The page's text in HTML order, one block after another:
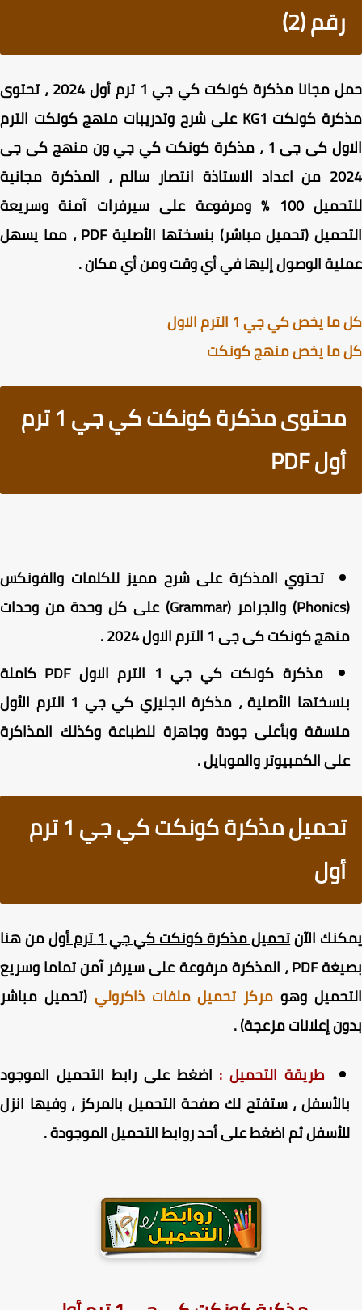
رقم (2)
حمل مجانا مذكرة كونكت كي جي 1 ترم أول 2024 ، تحتوى
مذكرة كونكت KG1 على شرح وتدريبات منهج كونكت الترم
الاول كى جى 1 ، مذكرة كونكت كي جي ون منهج كى جى
2024 من اعداد الاستاذة انتصار سالم ، المذكرة مجانية
للتحميل 100 % ومرفوعة على سيرفرات آمنة وسريعة
التحميل (تحميل مباشر) بنسختها الأصلية PDF ، مما يسهل
الوصول إليها في أي وقت ومن أي مكان .
يخص كي جي 1 الترم الاول
ما يخص منهج كونكت
محتوى مذكرة كونكت كي جي 1 ترم
أول PDF
تحتوي المذكرة على شرح مميز للكلمات والفونكس
(Phonics) والجرامر (Grammar) على كل وحدة من وحدات
كونكت كى جى 1 الترم الاول 2024 .
مذكرة كونكت كي جي 1 الترم الاول PDF كاملة
بنسختها الأصلية ، مذكرة انجليزي كي جي 1 الترم الأول
وبأعلى جودة وجاهزة للطباعة وكذلك المذاكرة
الكمبيوتر والموبايل .
تحميل مذكرة كونكت كي جي 1 ترم
أول
الآنتحميل مذكرة كونكت كي جي 1 ترم أول
من هنا
بصيغة PDF ، المذكرة مرفوعة على سيرفر آمن تماما وسريع
وهومركز تحميل ملفات ذاكرولي(تحميل مباشر
إعلانات مزعجة) .
طريقة التحميل :اضغط على رابط التحميل الموجود
، ستفتح لك صفحة التحميل بالمركز ، وفيها انزل
ثم اضغط على أحد روابط التحميل الموجودة .